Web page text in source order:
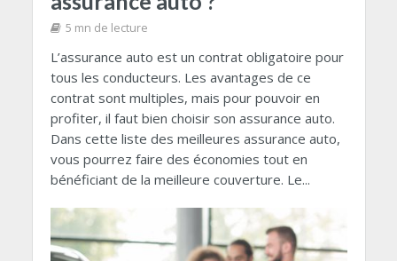
5 mn de lecture
L’assurance auto est un contrat obligatoire pour
tous les conducteurs. Les avantages de ce
contrat sont multiples, mais pour pouvoir en
profiter, il faut bien choisir son assurance auto.
Dans cette liste des meilleures assurance auto,
vous pourrez faire des économies tout en
bénéficiant de la meilleure couverture. Le...